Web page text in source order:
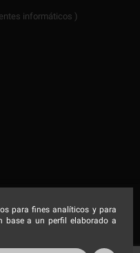
para fines analíticos y para
base a un perfil elaborado a
informáticos )
a 19:00h